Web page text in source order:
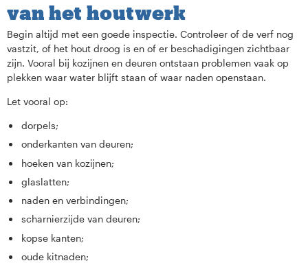
van het houtwerk
Begin altijd met een goede inspectie. Controleer of de verf nog
vastzit, of het hout droog is en of er beschadigingen zichtbaar
zijn. Vooral bij kozijnen en deuren ontstaan problemen vaak op
plekken waar water blijft staan of waar naden openstaan.
Let vooral op:
dorpels;
onderkanten van deuren;
hoeken van kozijnen;
glaslatten;
naden en verbindingen;
scharnierzijde van deuren;
kopse kanten;
oude kitnaden;